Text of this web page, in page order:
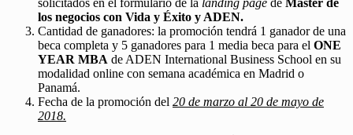
solicitados en el formulario de la landing page de Máster de
los negocios con Vida y Éxito y ADEN.
Cantidad de ganadores: la promoción tendrá 1 ganador de una
beca completa y 5 ganadores para 1 media beca para el ONE
YEAR MBA de ADEN International Business School en su
modalidad online con semana académica en Madrid o
Panamá.
Fecha de la promoción del 20 de marzo al 20 de mayo de
2018.